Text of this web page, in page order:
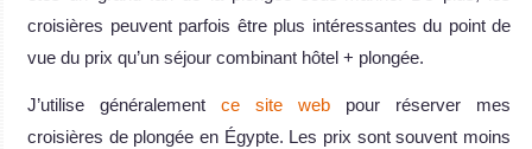
croisières peuvent parfois être plus intéressantes du point de
vue du prix qu’un séjour combinant hôtel + plongée.
J’utilise généralement ce site web pour réserver mes
croisières de plongée en Égypte. Les prix sont souvent moins